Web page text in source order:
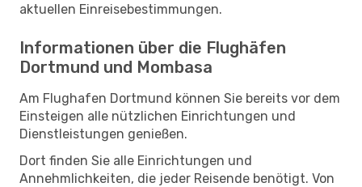
aktuellen Einreisebestimmungen.
Informationen über die Flughäfen
Dortmund und Mombasa
Am Flughafen Dortmund können Sie bereits vor dem
Einsteigen alle nützlichen Einrichtungen und
Dienstleistungen genießen.
Dort finden Sie alle Einrichtungen und
Annehmlichkeiten, die jeder Reisende benötigt. Von